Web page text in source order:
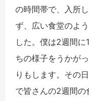
の時間帯で、入所
ず、広い食堂のよ
した。僕は2週間
ちの様子をうかが
りもします。その
で皆さんの2週間の